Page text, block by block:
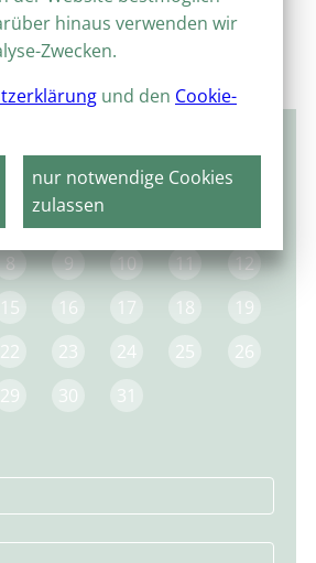
DO FR SA
2
8 9 10 11
12
15 16 17 18
19
22 23 24 25
26
29 30 31
hinaus verwenden wir
Zwecken.
und den Cookie-
nur notwendige Cookies
zulassen